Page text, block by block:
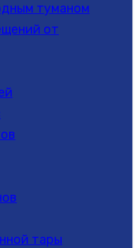
туманом
от
тары